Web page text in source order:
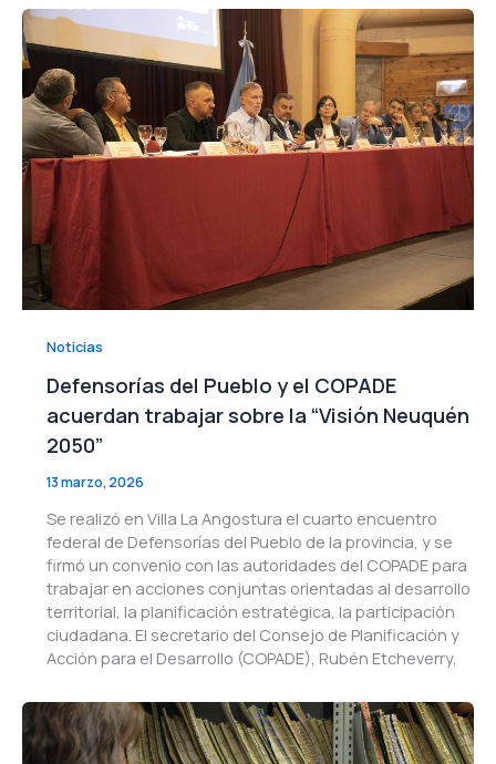
Noticias
Defensorías del Pueblo y el COPADE
acuerdan trabajar sobre la “Visión Neuquén
2050”
13 marzo, 2026
Se realizó en Villa La Angostura el cuarto encuentro
federal de Defensorías del Pueblo de la provincia, y se
firmó un convenio con las autoridades del COPADE para
trabajar en acciones conjuntas orientadas al desarrollo
territorial, la planificación estratégica, la participación
ciudadana. El secretario del Consejo de Planificación y
Acción para el Desarrollo (COPADE), Rubén Etcheverry,